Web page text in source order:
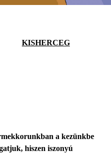
KISHERCEG
a kezünkbe
hiszen iszonyú